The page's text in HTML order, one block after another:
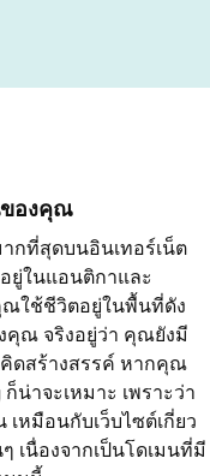
ของคุณ
กที่สุดบนอินเทอร์เน็ต
ยู่ในแอนติกาและ
ใช้ชีวิตอยู่ในพื้นที่ดัง
คุณ จริงอยู่ว่า คุณยังมี
ดสร้างสรรค์ หากคุณ
ก็น่าจะเหมาะ เพราะว่า
หมือนกับเว็บไซต์เกี่ยว
เนื่องจากเป็นโดเมนที่มี